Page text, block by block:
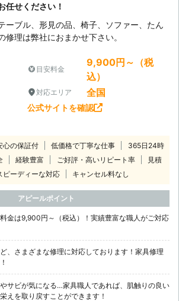
任せください！
ーブル、形見の品、椅子、ソファー、たん
修理は弊社におまかせ下さい。
目安料金
9,900円～（税
込）
対応エリア 全国
公式サイトを確認
心の保証付 低価格で丁寧な仕事
365日24時
経験豊富 ご好評・高いリピート率
見積
ピーディーな対応 キャンセル料なし
アピールポイント
金は9,900円～（税込）！実績豊富な職人がご対応
、さまざまな修理に対応しております！家具修理
サビが気になる…家具職人であれば、肌触りの良い
えを取り戻すことができます！